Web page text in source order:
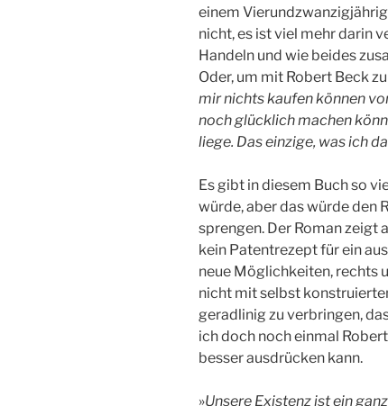
einem
nicht, es ist viel mehr darin
Handeln und wie beides
Oder, um mit Robert Beck
mir nichts kaufen können
noch glücklich machen
liege. Das einzige, was ich
Es gibt in diesem Buch so
würde, aber das würde den
sprengen. Der Roman zeigt
kein Patentrezept für ein
neue Möglichkeiten, rechts
nicht mit selbst
geradlinig zu verbringen,
ich doch noch einmal
besser ausdrücken kann.
»Unsere Existenz ist ein